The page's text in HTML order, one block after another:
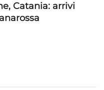
Catania: arrivi